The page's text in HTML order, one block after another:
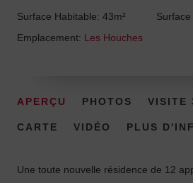
Surface Habitable: 43m²
Surface
Emplacement: Les Houches
APERÇU PHOTOS VISITE
CARTE VIDÉO PLUS
Une toute nouvelle résidence de 12